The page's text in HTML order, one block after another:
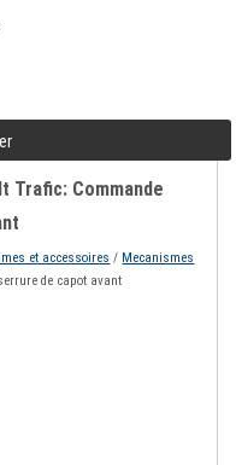
Trafic: Commande
et accessoires / Mecanismes
de capot avant